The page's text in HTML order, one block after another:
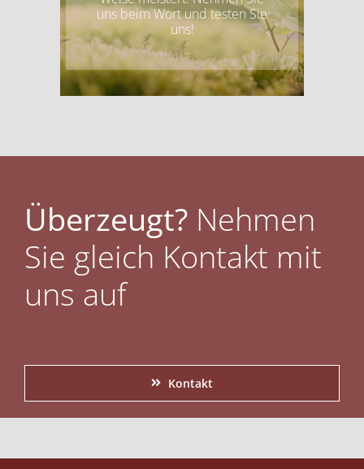
uns beim Wort und testen Sie
uns!
Überzeugt?Nehmen
Sie gleich Kontakt mit
uns auf
Kontakt